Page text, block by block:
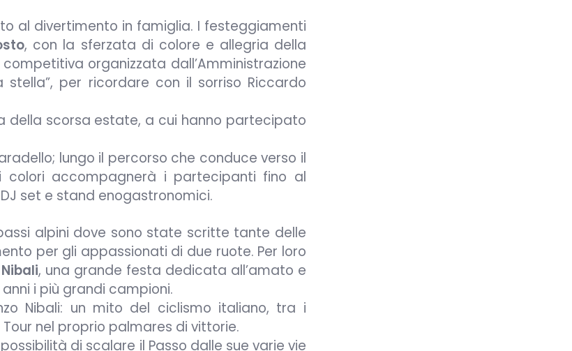
al divertimento in famiglia. I festeggiamenti
, con la sferzata di colore e allegria della
organizzata dall’Amministrazione
stella”, per ricordare con il sorriso Riccardo
della scorsa estate, a cui hanno partecipato
lungo il percorso che conduce verso il
colori accompagnerà i partecipanti fino al
set e stand enogastronomici.
alpini dove sono state scritte tante delle
per gli appassionati di due ruote. Per loro
, una grande festa dedicata all’amato e
i più grandi campioni.
Nibali: un mito del ciclismo italiano, tra i
nel proprio palmares di vittorie.
di scalare il Passo dalle sue varie vie